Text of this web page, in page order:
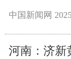
中国新闻网
河南：济新